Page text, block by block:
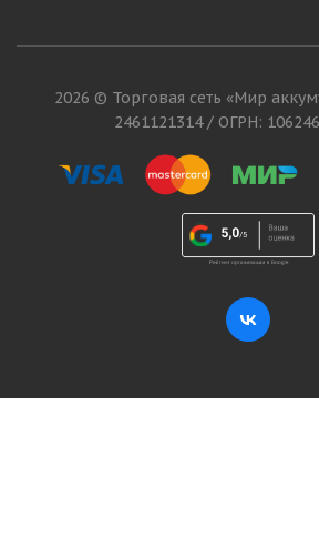
2026 © Торговая сеть «Мир
2461121314 / ОГРН: